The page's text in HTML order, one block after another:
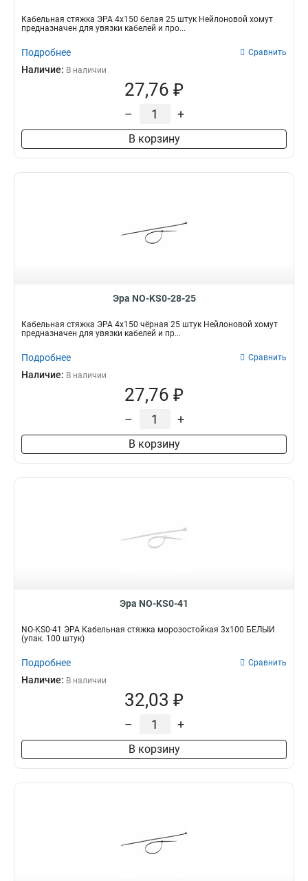
Кабельная стяжка ЭРА 4х150 белая 25 штук Нейлоновой хомут
предназначен для увязки кабелей и про...
Подробнее Сравнить
Наличие: В наличии
27,76 ₽
– +
В корзину
Эра NO-KS0-28-25
Кабельная стяжка ЭРА 4х150 чёрная 25 штук Нейлоновой хомут
предназначен для увязки кабелей и пр...
Подробнее Сравнить
Наличие: В наличии
27,76 ₽
– +
В корзину
Эра NO-KS0-41
NO-KS0-41 ЭРА Кабельная стяжка морозостойкая 3x100 БЕЛЫЙ
(упак. 100 штук)
Подробнее Сравнить
Наличие: В наличии
32,03 ₽
– +
В корзину